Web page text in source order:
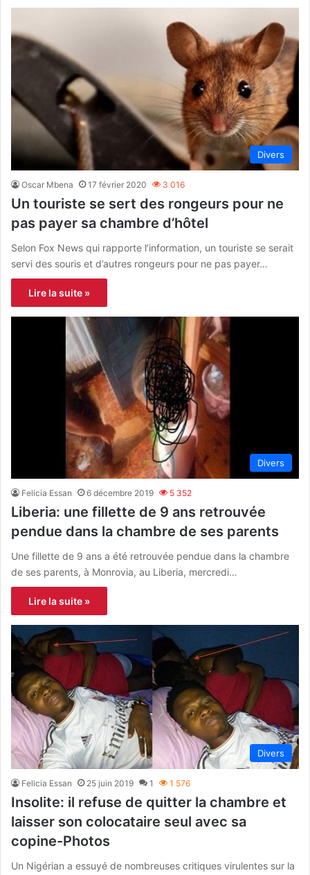
Divers
Oscar Mbena 17 février 2020 3 016
Un touriste se sert des rongeurs pour ne
pas payer sa chambre d’hôtel
Selon Fox News qui rapporte l’information, un touriste se serait
servi des souris et d’autres rongeurs pour ne pas payer…
Lire la suite »
Divers
Felicia Essan 6 décembre 2019 5 352
Liberia: une fillette de 9 ans retrouvée
pendue dans la chambre de ses parents
Une fillette de 9 ans a été retrouvée pendue dans la chambre
de ses parents, à Monrovia, au Liberia, mercredi…
Lire la suite »
Divers
Felicia Essan 25 juin 2019 1 1 576
Insolite: il refuse de quitter la chambre et
laisser son colocataire seul avec sa
copine-Photos
Un Nigérian a essuyé de nombreuses critiques virulentes sur la